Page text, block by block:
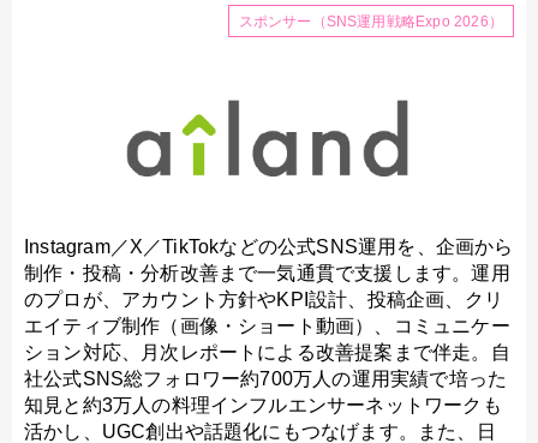
スポンサー（SNS運用戦略Expo 2026）
Instagram／X／TikTokなどの公式SNS運用を、企画から
制作・投稿・分析改善まで一気通貫で支援します。運用
のプロが、アカウント方針やKPI設計、投稿企画、クリ
エイティブ制作（画像・ショート動画）、コミュニケー
ション対応、月次レポートによる改善提案まで伴走。自
社公式SNS総フォロワー約700万人の運用実績で培った
知見と約3万人の料理インフルエンサーネットワークも
活かし、UGC創出や話題化にもつなげます。また、日